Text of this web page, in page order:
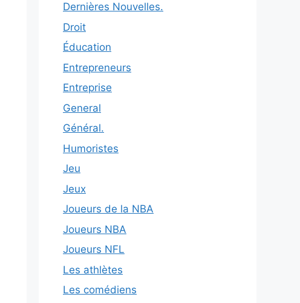
Dernières Nouvelles.
Droit
Éducation
Entrepreneurs
Entreprise
General
Général.
Humoristes
Jeu
Jeux
Joueurs de la NBA
Joueurs NBA
Joueurs NFL
Les athlètes
Les comédiens